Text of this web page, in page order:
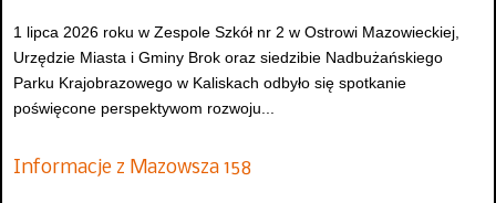
1 lipca 2026 roku w Zespole Szkół nr 2 w Ostrowi Mazowieckiej,
Urzędzie Miasta i Gminy Brok oraz siedzibie Nadbużańskiego
Parku Krajobrazowego w Kaliskach odbyło się spotkanie
poświęcone perspektywom rozwoju...
Informacje z Mazowsza 158